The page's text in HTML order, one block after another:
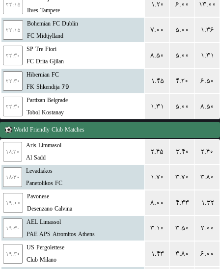
۲۲:۱۵
Ilves Tampere
۱.۲۰ ۶.۰۰ ۱۳.۰۰
۲۲:۱۵
Bohemian FC Dublin
FC Midtjylland
۷.۰۰ ۵.۰۰ ۱.۳۶
۲۲:۳۰
SP Tre Fiori
FC Drita Gjilan
۸.۵۰ ۵.۰۰ ۱.۳۱
۲۲:۳۰
Hibernian FC
FK Shkendija 79
۱.۴۵ ۴.۲۰ ۶.۵۰
۲۲:۳۰
Partizan Belgrade
Tobol Kostanay
۱.۳۱ ۵.۰۰ ۸.۵۰
World Friendly Club Matches
۱۸:۳۰
Aris Limmasol
Al Sadd
۲.۴۵ ۳.۴۰ ۲.۴۰
۱۸:۳۰
Levadiakos
Panetolikos FC
۱.۷۰ ۳.۷۰ ۳.۸۰
۱۹:۰۰
Pavonese
Desenzano Calvina
۸.۰۰ ۴.۳۳ ۱.۳۲
۱۹:۳۰
AEL Limassol
PAE APS Atromitos Athens
۳.۱۰ ۳.۵۰ ۲.۰۰
۱۹:۳۰
US Pergolettese
Club Milano
۱.۴۳ ۳.۸۰ ۶.۰۰